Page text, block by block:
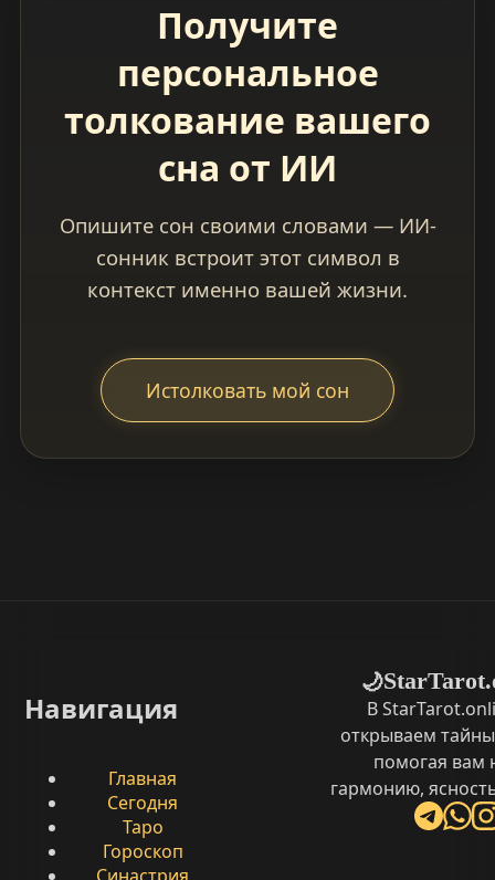
Получите
персональное
толкование вашего
сна от ИИ
Опишите сон своими словами — ИИ-
сонник встроит этот символ в
контекст именно вашей жизни.
Истолковать мой сон
Навигация
Главная
Сегодня
Таро
Гороскоп
🌙
В
открываем
помогая вам
гармонию,